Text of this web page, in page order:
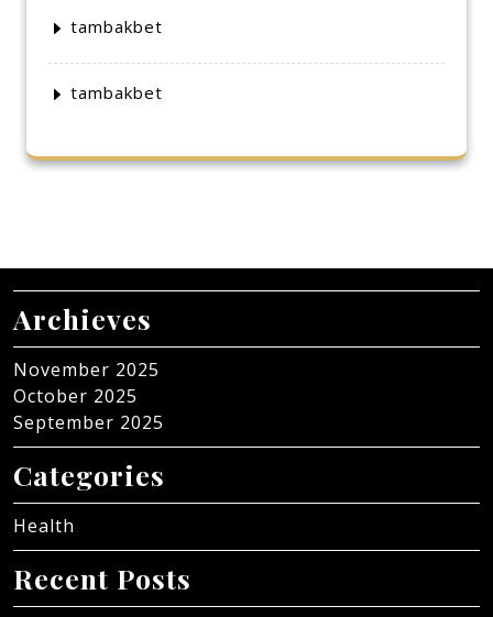
tambakbet
tambakbet
Archieves
November 2025
October 2025
September 2025
Categories
Health
Recent Posts